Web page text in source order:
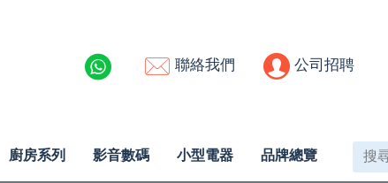
聯絡我們 公司招聘
廚房系列 影音數碼 小型電器 品牌總覽